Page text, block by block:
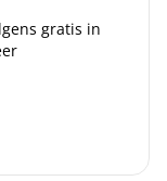
gratis in